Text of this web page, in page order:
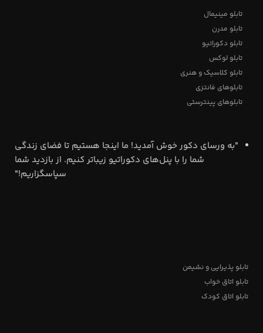
تابلو مینیمال
تابلو مدرن
تابلو دکوراتیو
تابلو لوکس
تابلو کلاسیک و هنری
تابلوهای فانتزی
تابلوهای پینترستی
"به ورسای دکور خوش آمدید! ما اینجا هستیم تا فضای زندگی
شما را با پنل‌های دکوراتیو زیباتر کنیم. از بازدید شما
سپاسگزاریم!"
تابلو پذیرایی و نشیمن
تابلو اتاق خواب
تابلو اتاق کودک